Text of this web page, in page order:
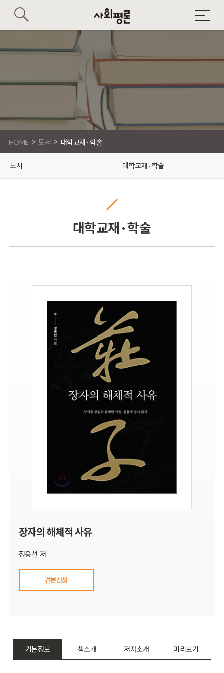
HOME > 도서 > 대학교재 · 학술
도서 대학교재 · 학술
대학교재 · 학술
장자의 해체적 사유
정용선 저
견본신청
기본정보 책소개 저자소개 미리보기